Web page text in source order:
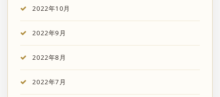
2022年10月
2022年9月
2022年8月
2022年7月